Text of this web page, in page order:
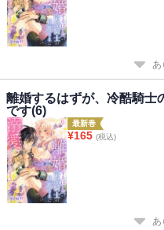
あ
離婚するはずが、冷酷騎士
です(6)
最新巻
¥165 (税込)
あ